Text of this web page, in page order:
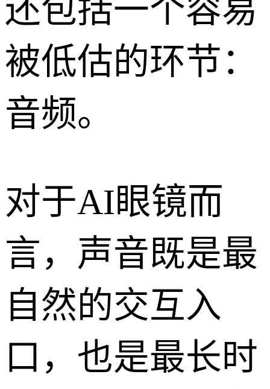
还包括一个容易
被低估的环节：
音频。
对于AI眼镜而
言，声音既是最
自然的交互入
口，也是最长时